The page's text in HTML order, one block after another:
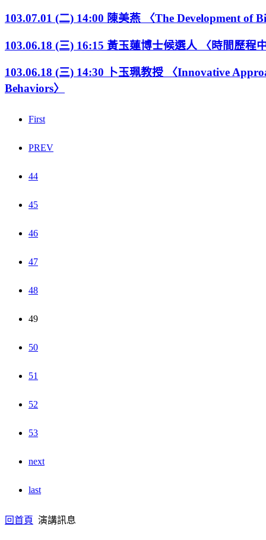
103.07.01 (二) 14:00 陳美燕 〈The Development of
103.06.18 (三) 16:15 黃玉蓮博士候選人 〈時間歷
103.06.18 (三) 14:30 卜玉珮教授 〈Innovative
Behaviors〉
First
PREV
44
45
46
47
48
49
50
51
52
53
next
last
回首頁 演講訊息